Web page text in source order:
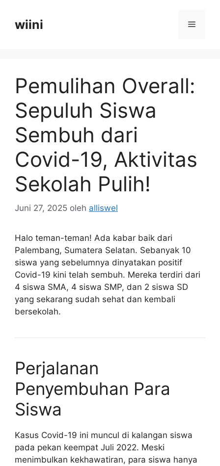
wiini Menu
Pemulihan Overall:
Sepuluh Siswa
Sembuh dari
Covid-19, Aktivitas
Sekolah Pulih!
Juni 27, 2025 oleh alliswel
Halo teman-teman! Ada kabar baik dari
Palembang, Sumatera Selatan. Sebanyak 10
siswa yang sebelumnya dinyatakan positif
Covid-19 kini telah sembuh. Mereka terdiri dari
4 siswa SMA, 4 siswa SMP, dan 2 siswa SD
yang sekarang sudah sehat dan kembali
bersekolah.
Perjalanan
Penyembuhan Para
Siswa
Kasus Covid-19 ini muncul di kalangan siswa
pada pekan keempat Juli 2022. Meski
menimbulkan kekhawatiran, para siswa hanya